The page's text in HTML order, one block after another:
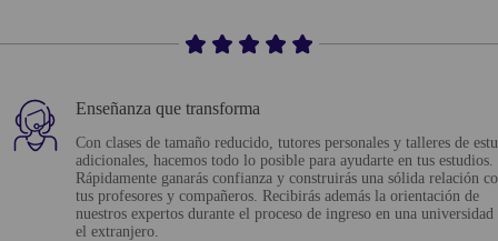
Enseñanza que transforma
Con clases de tamaño reducido, tutores personales y talleres de
adicionales, hacemos todo lo posible para ayudarte en tus estudios.
Rápidamente ganarás confianza y construirás una sólida relación
tus profesores y compañeros. Recibirás además la orientación de
nuestros expertos durante el proceso de ingreso en una universidad
el extranjero.